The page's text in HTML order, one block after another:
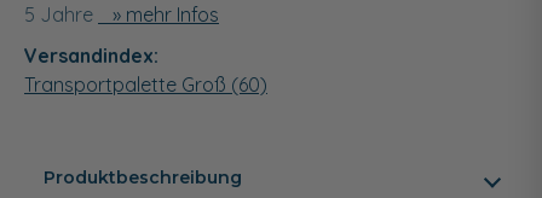
5 Jahre
» mehr Infos
Versandindex:
Transportpalette Groß (60)
Produktbeschreibung